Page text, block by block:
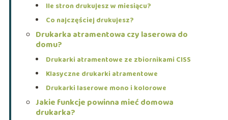
Ile stron drukujesz w miesiącu?
Co najczęściej drukujesz?
Drukarka atramentowa czy laserowa do
domu?
Drukarki atramentowe ze zbiornikami CISS
Klasyczne drukarki atramentowe
Drukarki laserowe mono i kolorowe
Jakie funkcje powinna mieć domowa
drukarka?